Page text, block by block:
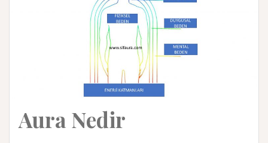
Aura Nedir